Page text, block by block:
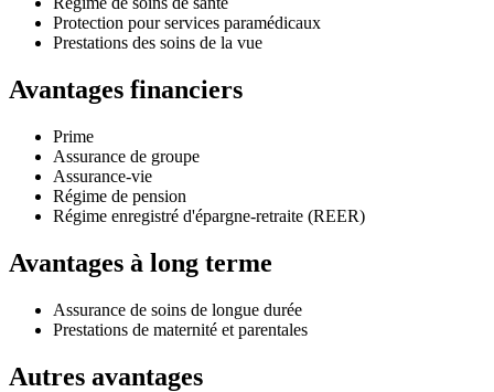
Protection pour services paramédicaux
Prestations des soins de la vue
Avantages financiers
Prime
Assurance de groupe
Assurance-vie
Régime de pension
Régime enregistré d'épargne-retraite (REER)
Avantages à long terme
Assurance de soins de longue durée
Prestations de maternité et parentales
Autres avantages